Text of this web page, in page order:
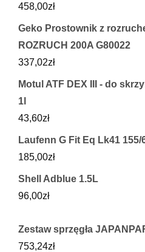
458,00zł
Geko Prostownik z
ROZRUCH 200A G80022
337,02zł
Motul ATF DEX III - do
1l
43,60zł
Laufenn G Fit Eq Lk41 155/
185,00zł
Shell Adblue 1.5L
96,00zł
Zestaw sprzęgła
753,24zł